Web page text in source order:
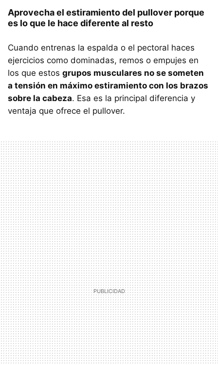
Aprovecha el estiramiento del pullover porque
es lo que le hace diferente al resto
Cuando entrenas la espalda o el pectoral haces
ejercicios como dominadas, remos o empujes en
los que estos grupos musculares no se someten
a tensión en máximo estiramiento con los brazos
sobre la cabeza. Esa es la principal diferencia y
ventaja que ofrece el pullover.